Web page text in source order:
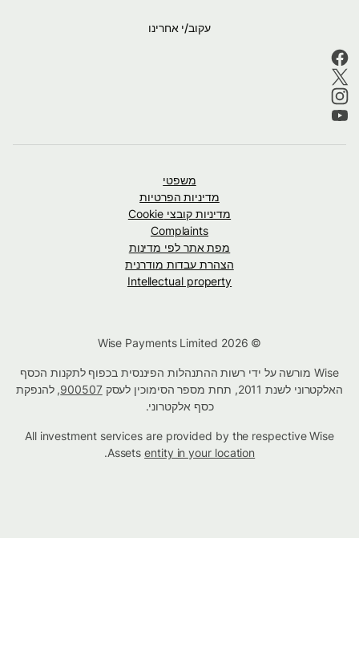
עקוב/י אחרינו
משפטי
מדיניות הפרטיות
מדיניות קובצי Cookie
Complaints
מפת אתר לפי מדינות
הצהרת עבדות מודרנית
Intellectual property
Wise מורשה על ידי רשות ההתנהלות הפיננסית בכפוף לתקנות הכסף
האלקטרוני לשנת 2011, תחת מספר הסימוכין לעסק
900507, להנפקת
כסף אלקטרוני.
All investment services are provided by the respective Wise
Assetsentity in your location
.